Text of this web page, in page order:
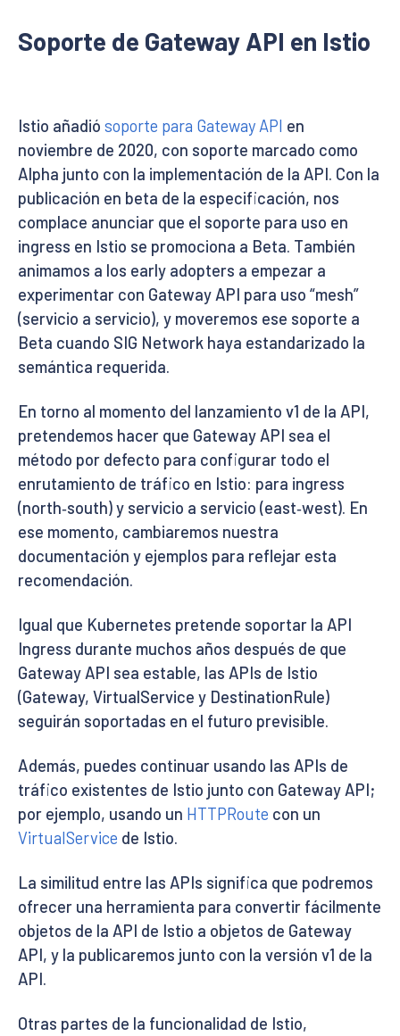
Soporte de Gateway API en Istio
Istio añadió soporte para Gateway API en
noviembre de 2020, con soporte marcado como
Alpha junto con la implementación de la API. Con la
publicación en beta de la especificación, nos
complace anunciar que el soporte para uso en
ingress en Istio se promociona a Beta. También
animamos a los early adopters a empezar a
experimentar con Gateway API para uso “mesh”
(servicio a servicio), y moveremos ese soporte a
Beta cuando SIG Network haya estandarizado la
semántica requerida.
En torno al momento del lanzamiento v1 de la API,
pretendemos hacer que Gateway API sea el
método por defecto para configurar todo el
enrutamiento de tráfico en Istio: para ingress
(north‑south) y servicio a servicio (east‑west). En
ese momento, cambiaremos nuestra
documentación y ejemplos para reflejar esta
recomendación.
Igual que Kubernetes pretende soportar la API
Ingress durante muchos años después de que
Gateway API sea estable, las APIs de Istio
(Gateway, VirtualService y DestinationRule)
seguirán soportadas en el futuro previsible.
Además, puedes continuar usando las APIs de
tráfico existentes de Istio junto con Gateway API;
por ejemplo, usando un HTTPRoute con un
VirtualService de Istio.
La similitud entre las APIs significa que podremos
ofrecer una herramienta para convertir fácilmente
objetos de la API de Istio a objetos de Gateway
API, y la publicaremos junto con la versión v1 de la
API.
Otras partes de la funcionalidad de Istio,